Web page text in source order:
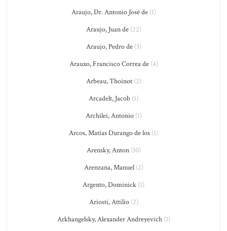
Araujo, Dr. Antonio José de(1)
Araujo, Juan de(22)
Araujo, Pedro de(3)
Arauxo, Francisco Correa de(4)
Arbeau, Thoinot(2)
Arcadelt, Jacob (1)
Archilei, Antonio(1)
Arcos, Matías Durango de los (1)
Arensky, Anton(10)
Arenzana, Manuel(2)
Argento, Dominick (1)
Ariosti, Attilio(2)
Arkhangelsky, Alexander Andreyevich(1)